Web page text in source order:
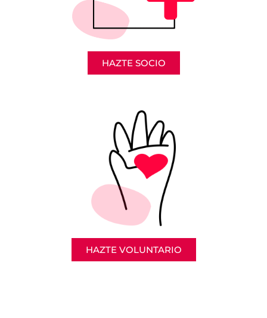
HAZTE SOCIO
HAZTE VOLUNTARIO